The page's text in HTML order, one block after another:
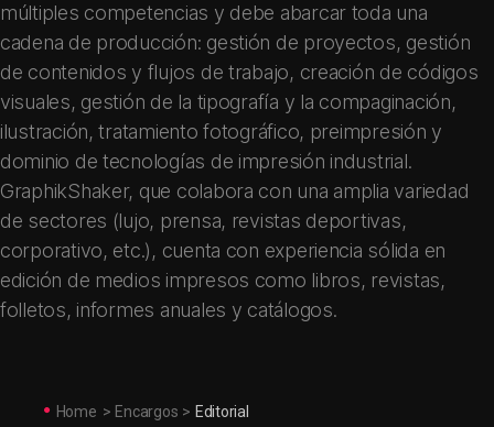
múltiples competencias y debe abarcar toda una
cadena de producción: gestión de proyectos, gestión
de contenidos y flujos de trabajo, creación de códigos
visuales, gestión de la tipografía y la compaginación,
ilustración, tratamiento fotográfico, preimpresión y
dominio de tecnologías de impresión industrial.
GraphikShaker, que colabora con una amplia variedad
de sectores (lujo, prensa, revistas deportivas,
corporativo, etc.), cuenta con experiencia sólida en
edición de medios impresos como libros, revistas,
folletos, informes anuales y catálogos.
Home > Encargos > Editorial